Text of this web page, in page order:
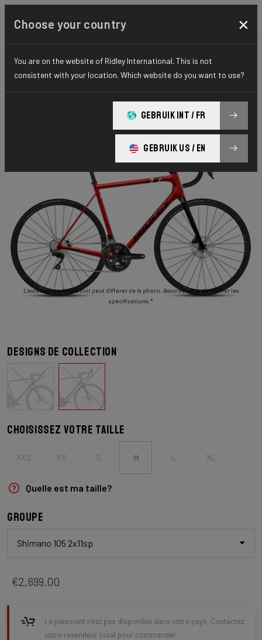
ROUTE STIFFNESS-TO-WEIGHT ESSENTIAL SERIES
Helium Disc
Helium Disc 105 2x11 HED02Bs(M)
L'assemblage du produit peut différer de la photo. Assurez-vous de vérifier les
spécifications.*
Designs de collection
Choisissez votre taille
XXS XS S M L XL
Quelle est ma taille?
Groupe
Shimano 105 2x11sp
€2,699.00
Le paiement n'est pas disponible dans votre pays. Contactez
votre revendeur local pour commander
Choose your country ×
You are on the website of Ridley International. This is not
consistent with your location. Which website do you want to use?
GEBRUIK INT / FR
GEBRUIK US / EN